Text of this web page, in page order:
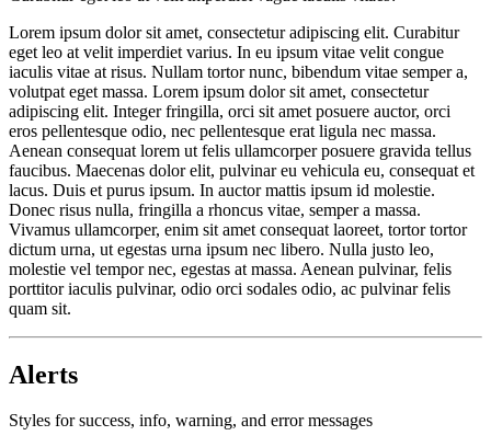
Lorem ipsum dolor sit amet, consectetur adipiscing elit. Curabitur
eget leo at velit imperdiet varius. In eu ipsum vitae velit congue
iaculis vitae at risus. Nullam tortor nunc, bibendum vitae semper a,
volutpat eget massa. Lorem ipsum dolor sit amet, consectetur
adipiscing elit. Integer fringilla, orci sit amet posuere auctor, orci
eros pellentesque odio, nec pellentesque erat ligula nec massa.
Aenean consequat lorem ut felis ullamcorper posuere gravida tellus
faucibus. Maecenas dolor elit, pulvinar eu vehicula eu, consequat et
lacus. Duis et purus ipsum. In auctor mattis ipsum id molestie.
Donec risus nulla, fringilla a rhoncus vitae, semper a massa.
Vivamus ullamcorper, enim sit amet consequat laoreet, tortor tortor
dictum urna, ut egestas urna ipsum nec libero. Nulla justo leo,
molestie vel tempor nec, egestas at massa. Aenean pulvinar, felis
porttitor iaculis pulvinar, odio orci sodales odio, ac pulvinar felis
quam sit.
Alerts
Styles for success, info, warning, and error messages